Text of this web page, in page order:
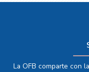
La OFB comparte con